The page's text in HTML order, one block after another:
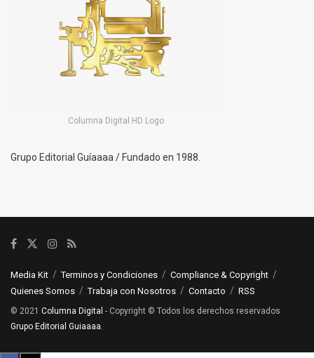
Columna Digital HD Logo
Grupo Editorial Guíaaaa / Fundado en 1988.
Media Kit Terminos y Condiciones
Compliance & Copyright
Quienes Somos
Trabaja con Nosotros Contacto RSS
© 2021 Columna Digital - Copyright © Todos los derechos reservados
Grupo Editorial Guiaaaa.